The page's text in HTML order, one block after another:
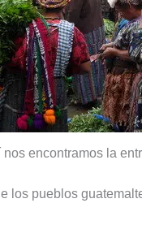
nos encontramos la
los pueblos